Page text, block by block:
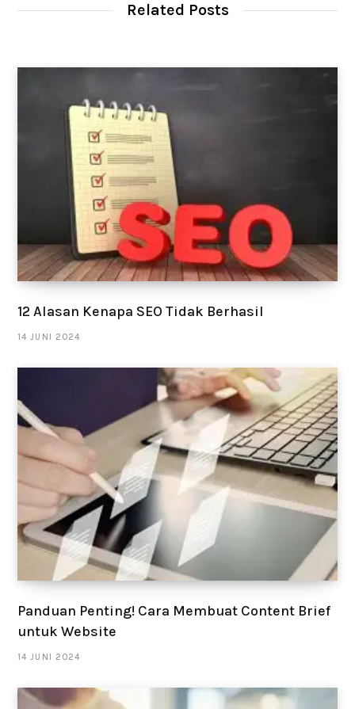
Related Posts
12 Alasan Kenapa SEO Tidak Berhasil
14 JUNI 2024
Panduan Penting! Cara Membuat Content Brief
untuk Website
14 JUNI 2024